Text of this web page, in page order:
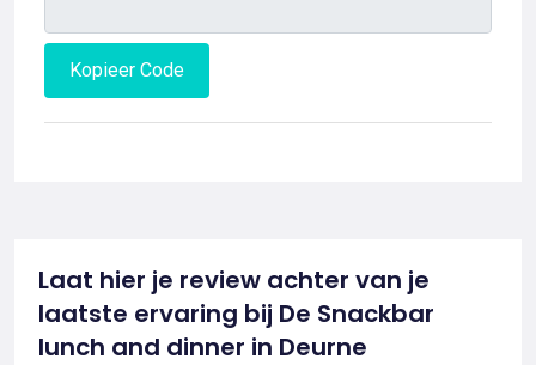
Kopieer Code
Laat hier je review achter van je
laatste ervaring bij De Snackbar
lunch and dinner in Deurne